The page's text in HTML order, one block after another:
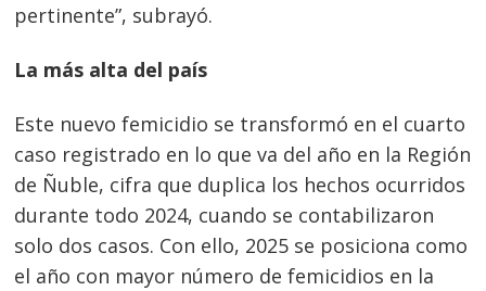
pertinente”, subrayó.
La más alta del país
Este nuevo femicidio se transformó en el cuarto
caso registrado en lo que va del año en la Región
de Ñuble, cifra que duplica los hechos ocurridos
durante todo 2024, cuando se contabilizaron
solo dos casos. Con ello, 2025 se posiciona como
el año con mayor número de femicidios en la